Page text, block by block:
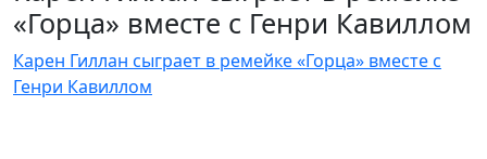
«Горца» вместе с Генри Кавиллом
Карен Гиллан сыграет в ремейке «Горца» вместе с
Генри Кавиллом